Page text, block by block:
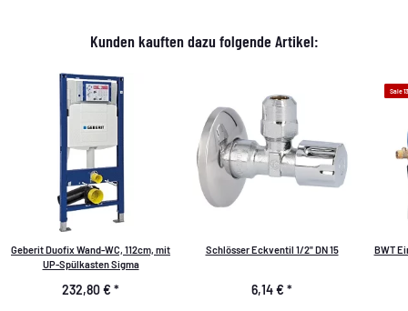
Kunden kauften dazu folgende Artikel:
Geberit Duofix Wand-WC, 112cm, mit
UP-Spülkasten Sigma
232,80 € *
Schlösser Eckventil 1/2" DN 15
6,14 € *
Sale
BWT